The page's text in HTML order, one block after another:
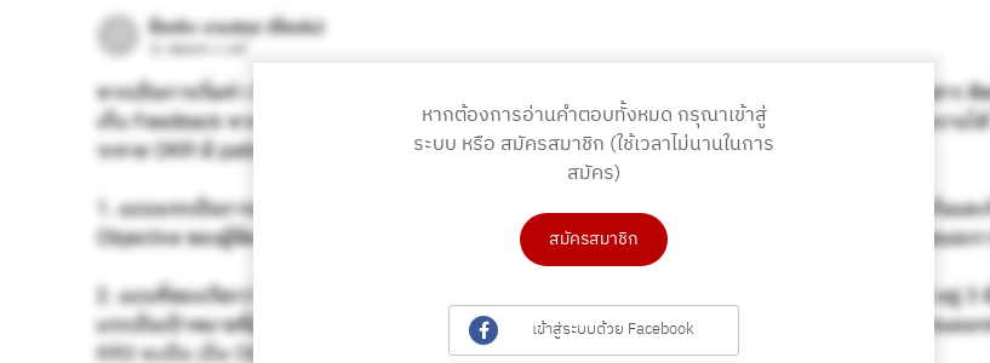
หากต้องการอ่านคำตอบทั้งหมด กรุณาเข้าสู่
ระบบ หรือ สมัครสมาชิก (ใช้เวลาไม่นานในการ
สมัคร)
สมัครสมาชิก
เข้าสู่ระบบด้วย Facebook